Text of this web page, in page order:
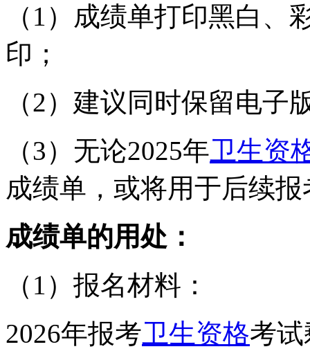
（1）成绩单打印黑白
印；
（2）建议同时保留电子
（3）无论2025年卫生资
成绩单，或将用于后续
成绩单的用处：
（1）报名材料：
2026年报考卫生资格考